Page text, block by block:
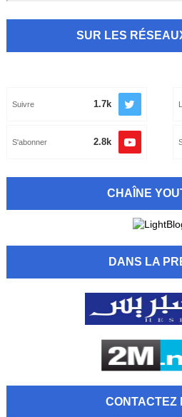
SUR LES
1.7k
Suivre
2.8k
S'abonner
CHAÎNE
DANS LA
CONTACTEZ